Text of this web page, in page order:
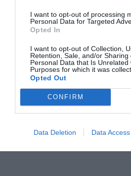
I want to opt-out of processing
Personal Data for Targeted
Opted In
I want to opt-out of Collection,
Retention, Sale, and/or Sharing
Personal Data that Is Unrelated
Purposes for which it was
Opted Out
CONFIRM
Data Deletion Data Access